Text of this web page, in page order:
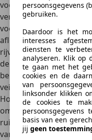
persoonsgegevens
gebruiken.
Daardoor is het
interesses
diensten te
analyseren. Klik op
te gaan met het
cookies en de
van
linksonder klikken
de cookies te
persoonsgegevens
basis van een
jij geen
voorzorgsmaatregelen
verkleinen. Veilig rijden
voertuig, een
afleidingen. Daarnaast is
rijvaardigheid
de weg op te gaan.
belangrijke preventieve
veilig deel te nemen
Houd voldoende afstand
omstandigheden aan:
ruimte laat tussen jou
van een noodstop